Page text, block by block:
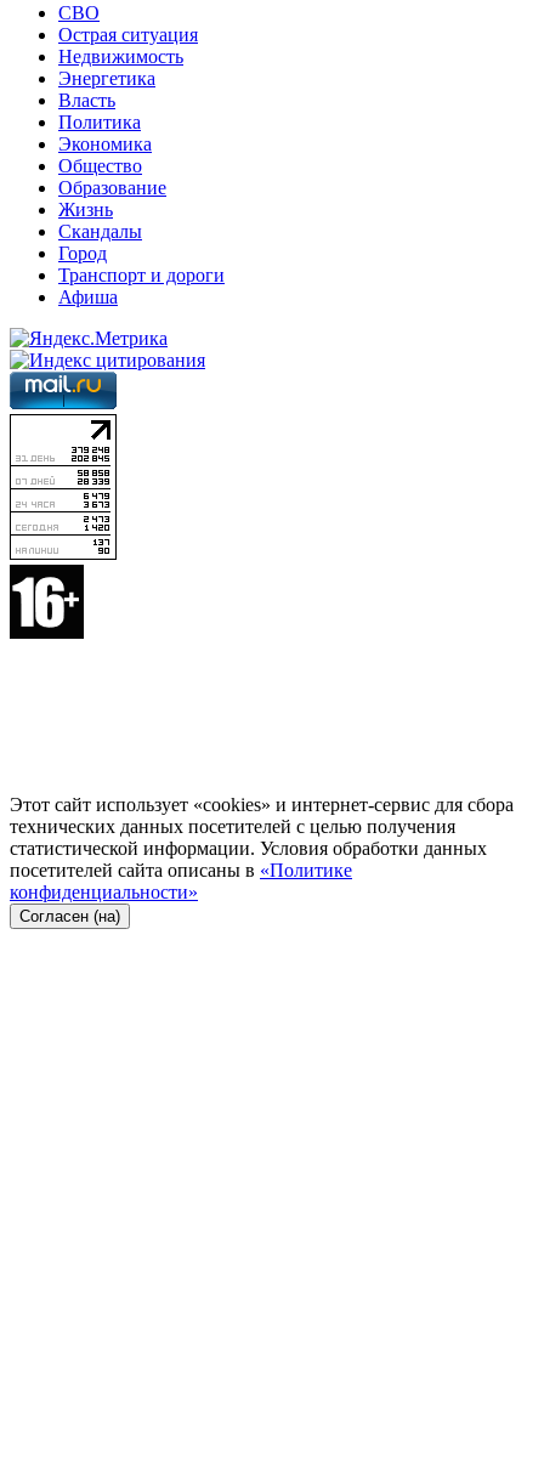
СВО
Острая ситуация
Недвижимость
Энергетика
Власть
Политика
Экономика
Общество
Образование
Жизнь
Скандалы
Город
Транспорт и дороги
Афиша
Этот сайт использует «cookies» и интернет-сервис для сбора
технических данных посетителей с целью получения
статистической информации. Условия обработки данных
посетителей сайта описаны в «Политике
конфиденциальности»
Согласен (на)